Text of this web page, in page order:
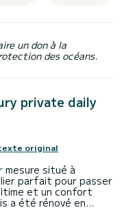
un don à la
des océans.
private daily
original
mesure situé à
parfait pour passer
et un confort
a été rénové en